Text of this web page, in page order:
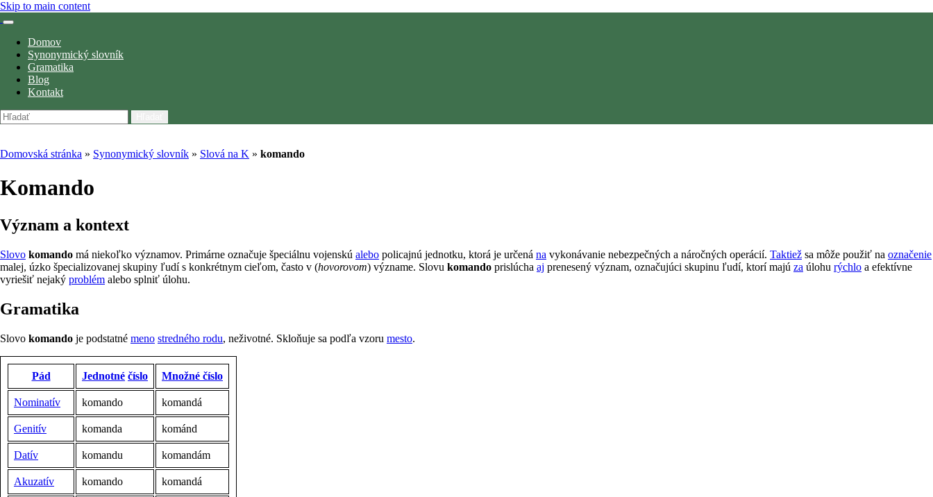
Skip to main content
Domov
Synonymický slovník
Gramatika
Blog
Kontakt
Domovská stránka » Synonymický slovník » Slová na K » komando
Komando
význam a kontext
Slovo komando má niekoľko významov. Primárne označuje špeciálnu vojenskú alebo policajnú jednotku, ktorá je určená na vykonávanie nebezpečných a náročných operácií. Taktiež sa môže použiť na označenie
malej, úzko špecializovanej skupiny ľudí s konkrétnym cieľom, často v (hovorovom) význame. Slovu komando prislúcha aj prenesený význam, označujúci skupinu ľudí, ktorí majú za úlohu rýchlo a efektívne
vyriešiť nejaký problém alebo splniť úlohu.
gramatika
Slovo komando je podstatné meno stredného rodu, neživotné. Skloňuje sa podľa vzoru mesto.
Pád Jednotné číslo Množné číslo
Nominatív komando komandá
Genitív komanda kománd
Datív komandu komandám
Akuzatív komando komandá